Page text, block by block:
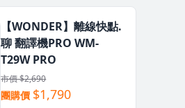
【WONDER】離線快點.
聊 翻譯機PRO WM-
T29W PRO
市價 $2,690
團購價 $1,790